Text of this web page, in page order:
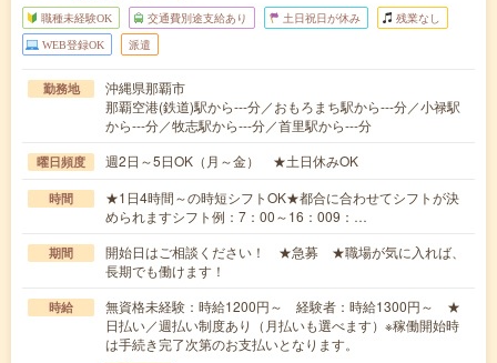
職種未経験OK 交通費別途支給あり 土日祝日が休み 残業なし
WEB登録OK 派遣
勤務地
沖縄県那覇市
那覇空港(鉄道)駅から---分／おもろまち駅から---分／小禄駅
から---分／牧志駅から---分／首里駅から---分
曜日頻度 週2日～5日OK（月～金） ★土日休みOK
時間
★1日4時間～の時短シフトOK★都合に合わせてシフトが決
められますシフト例：7：00～16：009：…
期間
開始日はご相談ください！ ★急募 ★職場が気に入れば、
長期でも働けます！
時給
無資格未経験：時給1200円～ 経験者：時給1300円～ ★
日払い／週払い制度あり（月払いも選べます）※稼働開始時
は手続き完了次第のお支払いとなります。